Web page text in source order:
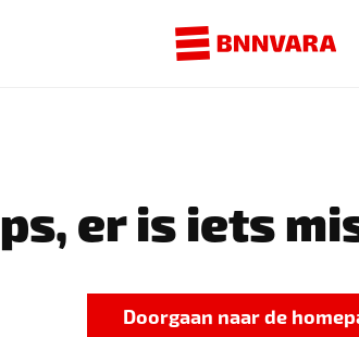
er is iets
Doorgaan naar de